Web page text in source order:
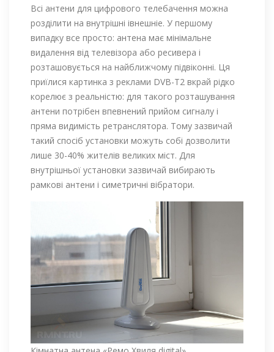
Всі антени для цифрового телебачення можна
розділити на внутрішні івнешніе. У першому
випадку все просто: антена має мінімальне
видалення від телевізора або ресивера і
розташовується на найближчому підвіконні. Ця
приїлися картинка з реклами DVB-Т2 вкрай рідко
корелює з реальністю: для такого розташування
антени потрібен впевнений прийом сигналу і
пряма видимість ретранслятора. Тому зазвичай
такий спосіб установки можуть собі дозволити
лише 30-40% жителів великих міст. Для
внутрішньої установки зазвичай вибирають
рамкові антени і симетричні вібратори.